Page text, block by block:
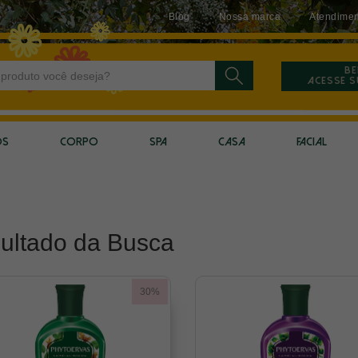
Blog Nossa marca
Acesse
CORPO SPA CASA FACIAL
da Busca
30%